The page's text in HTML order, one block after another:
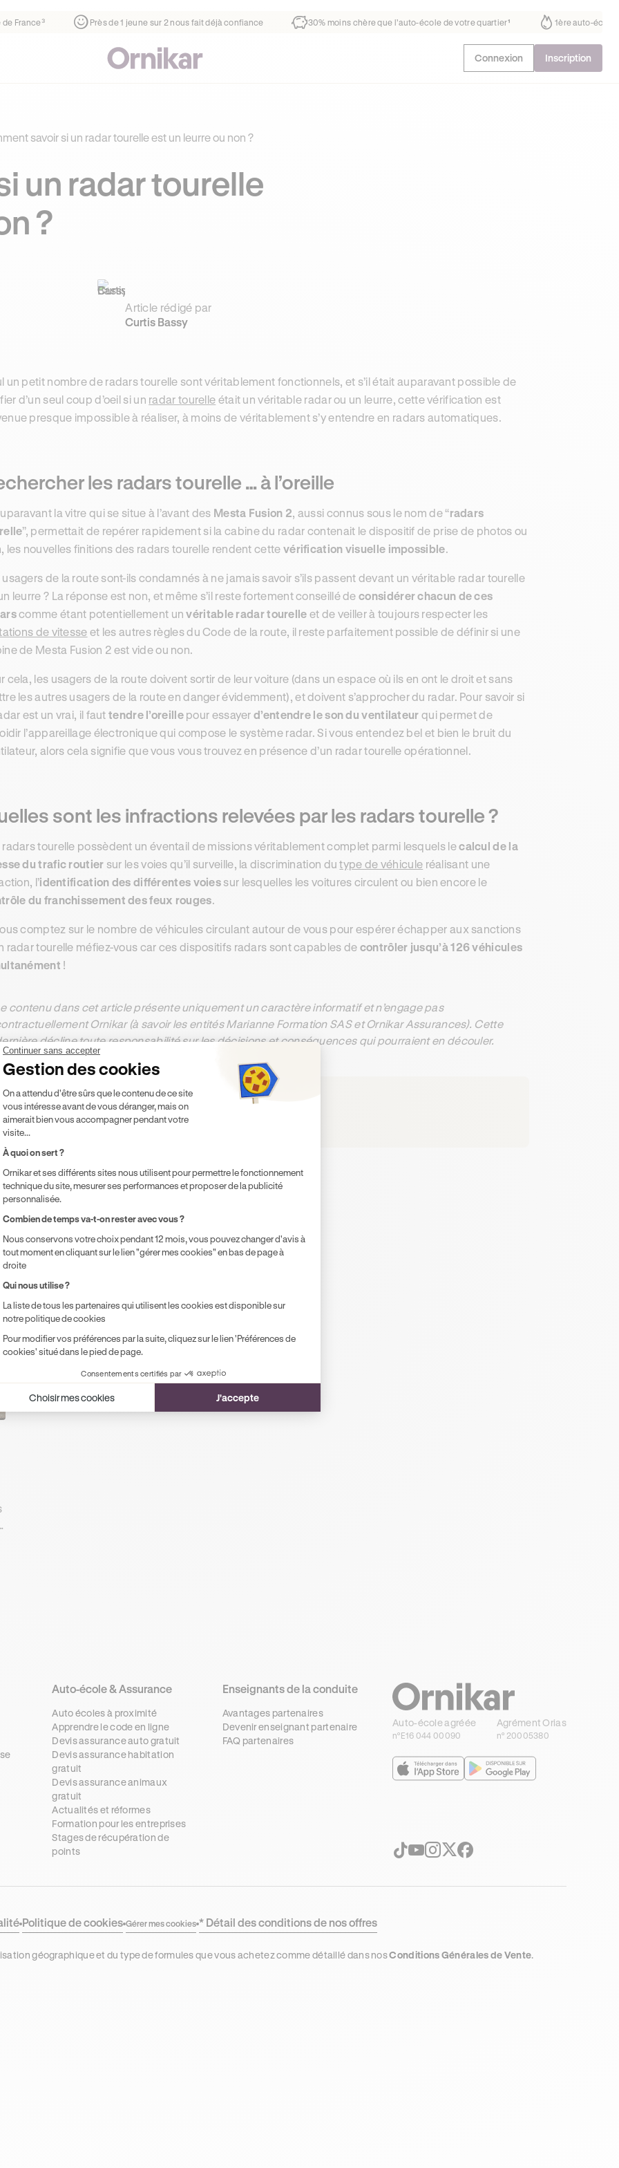
¹ 1ère auto-école de France³ Près de 1 jeune sur 2 nous fait déjà confiance 30% moins chère que l’auto-école de votre
Connexion Inscription
savoir si un radar tourelle est un leurre ou non ?
un radar tourelle
?
Article rédigé par
Curtis Bassy
un petit nombre de radars tourelle sont véritablement fonctionnels, et s’il était auparavant possible de
d’un seul coup d’oeil si un radar tourelle était un véritable radar ou un leurre, cette vérification est
presque impossible à réaliser, à moins de véritablement s’y entendre en radars automatiques.
les radars tourelle … à l’oreille
la vitre qui se situe à l’avant des Mesta Fusion 2, aussi connus sous le nom de “radars
”, permettait de repérer rapidement si la cabine du radar contenait le dispositif de prise de photos ou
les nouvelles finitions des radars tourelle rendent cette vérification visuelle impossible.
usagers de la route sont-ils condamnés à ne jamais savoir s’ils passent devant un véritable radar tourelle
leurre ? La réponse est non, et même s’il reste fortement conseillé deconsidérer chacun de ces
comme étant potentiellement unvéritable radar tourelle et de veiller à toujours respecter les
de vitesse et les autres règles du Code de la route, il reste parfaitement possible de définir si une
de Mesta Fusion 2 est vide ou non.
cela, les usagers de la route doivent sortir de leur voiture (dans un espace où ils en ont le droit et sans
les autres usagers de la route en danger évidemment), et doivent s’approcher du radar. Pour savoir si
est un vrai, il fauttendre l’oreillepour essayerd’entendre le son du ventilateur qui permet de
l’appareillage électronique qui compose le système radar. Si vous entendez bel et bien le bruit du
alors cela signifie que vous vous trouvez en présence d’un radar tourelle opérationnel.
sont les infractions relevées par les radars tourelle ?
radars tourelle possèdent un éventail de missions véritablement complet parmi lesquels lecalcul de la
du trafic routier sur les voies qu’il surveille, la discrimination dutype de véhicule réalisant une
l’identification des différentes voies sur lesquelles les voitures circulent ou bien encore le
du franchissement des feux rouges.
comptez sur le nombre de véhicules circulant autour de vous pour espérer échapper aux sanctions
radar tourelle méfiez-vous car ces dispositifs radars sont capables de contrôler jusqu’à 126 véhicules
!
contenu dans cet article présente uniquement un caractère informatif et n’engage pas
Ornikar (à savoir les entités Marianne Formation SAS et Ornikar Assurances). Cette
décline toute responsabilité sur les décisions et conséquences qui pourraient en découler.
Résumer cet article avec :
ChatGPT Gemini Claude Perplexity
dans votre parcours
Auto-école & Assurance
Auto écoles à proximité
Apprendre le code en ligne
Devis assurance auto gratuit
Devis assurance habitation
gratuit
Devis assurance animaux
gratuit
Actualités et réformes
Formation pour les entreprises
Stages de récupération de
points
Enseignants de la conduite
Avantages partenaires
Devenir enseignant partenaire
FAQ partenaires
Auto-école agréée
n°E16 044 00090
Agrément Orias
n° 20005380
Politique de cookies Gérer mes cookies * Détail des conditions de nos offres
géographique et du type de formules que vous achetez comme détaillé dans nosConditions Générales de Vente.
Continuer sans accepter
Gestion des cookies
Plateforme de Gestion du Consentement : Personnalisez vos Options
On a attendu d'être sûrs que le contenu de ce site
vous intéresse avant de vous déranger, mais on
aimerait bien vous accompagner pendant votre
visite...
À quoi on sert ?
Ornikar et ses différents sites nous utilisent pour permettre le fonctionnement
technique du site, mesurer ses performances et proposer de la publicité
personnalisée.
Combien de temps va-t-on rester avec vous ?
Nous conservons votre choix pendant 12 mois, vous pouvez changer d'avis à
tout moment en cliquant sur le lien "gérer mes cookies" en bas de page à
droite
Qui nous utilise ?
La liste de tous les partenaires qui utilisent les cookies est disponible sur
notre politique de cookies
Pour modifier vos préférences par la suite, cliquez sur le lien 'Préférences de
cookies' situé dans le pied de page.
Consentements certifiés par
Choisir mes cookies J'accepte
Axeptio consent